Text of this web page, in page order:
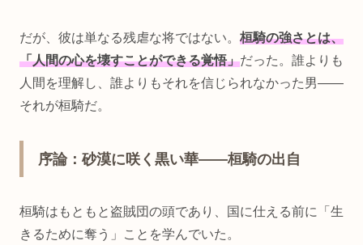
だが、彼は単なる残虐な将ではない。 桓騎の強さとは、
「人間の心を壊すことができる覚悟」だった。誰よりも
人間を理解し、誰よりもそれを信じられなかった男――
それが桓騎だ。
序論：砂漠に咲く黒い華――桓騎の出自
桓騎はもともと盗賊団の頭であり、国に仕える前に「生
きるために奪う」ことを学んでいた。